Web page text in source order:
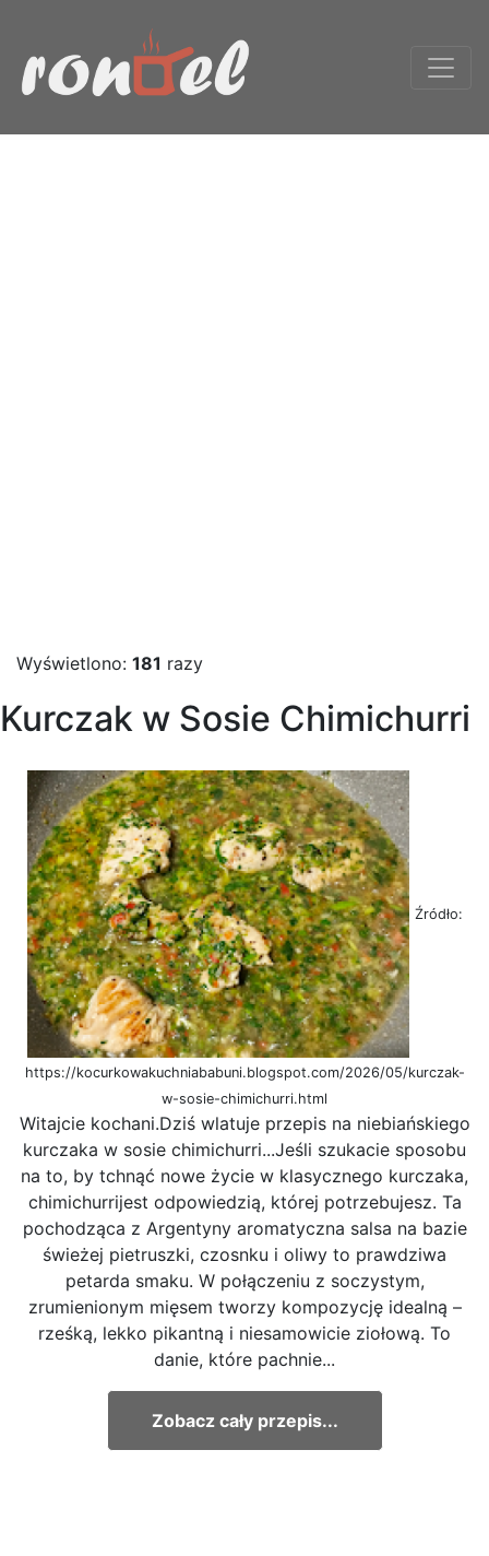
Wyświetlono: 181 razy
Kurczak w Sosie Chimichurri
Źródło:
https://kocurkowakuchniababuni.blogspot.com/2026/05/kurczak-
w-sosie-chimichurri.html
Witajcie kochani.Dziś wlatuje przepis na niebiańskiego
kurczaka w sosie chimichurri...Jeśli szukacie sposobu
na to, by tchnąć nowe życie w klasycznego kurczaka,
chimichurrijest odpowiedzią, której potrzebujesz. Ta
pochodząca z Argentyny aromatyczna salsa na bazie
świeżej pietruszki, czosnku i oliwy to prawdziwa
petarda smaku. W połączeniu z soczystym,
zrumienionym mięsem tworzy kompozycję idealną –
rześką, lekko pikantną i niesamowicie ziołową. To
danie, które pachnie...
Zobacz cały przepis...